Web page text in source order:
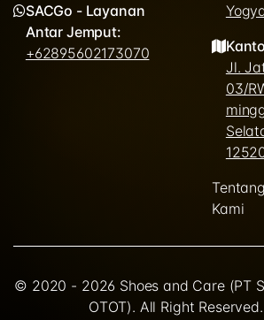
SACGo - Layanan
Antar Jemput:
+62895602173070
Jl.
03/
Tentang
Kami
© 2020 - 2026 Shoes and Care (PT
OTOT). All Right Reserved.